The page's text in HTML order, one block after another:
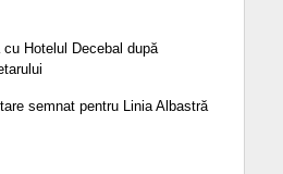
Hotelul Decebal după
semnat pentru Linia Albastră